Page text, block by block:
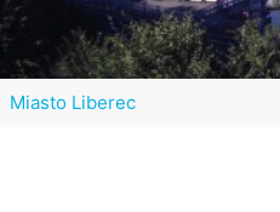
Miasto Liberec